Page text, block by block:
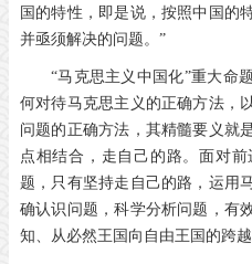
国的特性，即是说，按照中国的
并亟须解决的问题。 ”
“马克思主义中国化”重大命
何对待马克思主义的正确方法，
问题的正确方法，其精髓要义就
点相结合，走自己的路。面对
题，只有坚持走自己的路，运用
确认识问题，科学分析问题，有
知、从必然王国向自由王国的跨越